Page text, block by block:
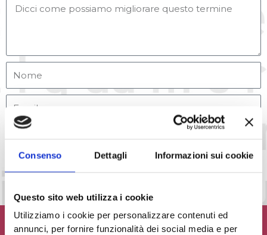
Consenso Dettagli Informazioni sui cookie
Questo sito web utilizza i cookie
Utilizziamo i cookie per personalizzare contenuti ed
annunci, per fornire funzionalità dei social media e per
INVIA MESSAGGIO